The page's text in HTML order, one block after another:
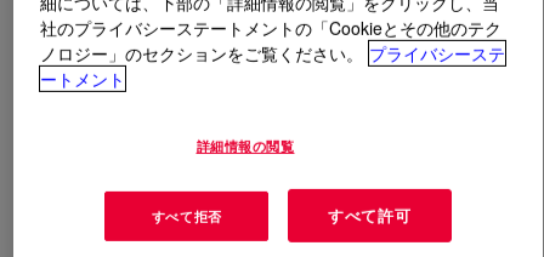
properties include improved brush/roller loading, good
anti-drip properties, good in-can structure, and excellent
flow/sag balance. Can be used in a variety of interior and
exterior paint formulations. It is particularly suited for
other associative Rheology Modifier, such as
ACRYSOL™ RM-2020 E Rheology Modifier. Can be used
in gloss, semigloss, sheen and flat formulations based
on acrylic, styrene acrylic and vinyl acrylic latex. The
社のプライバシーステートメントの「Cookieとその他のテク
ノロジー」のセクションをご覧ください。
プライバシーステ
ートメント
詳細情報の閲覧
すべて拒否 すべて許可